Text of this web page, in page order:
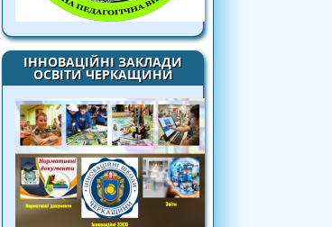
ІННОВАЦІЙНІ ЗАКЛАДИ
ОСВІТИ ЧЕРКАЩИНИ